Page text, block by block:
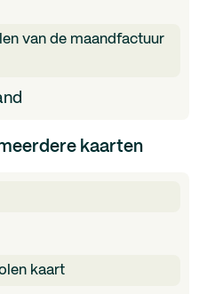
van de maandfactuur
kaarten
kaart